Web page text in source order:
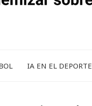
IA EN EL DEPORTE